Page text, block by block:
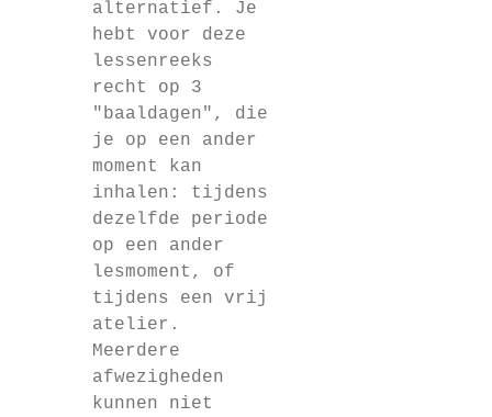
alternatief. Je
hebt voor deze
lessenreeks
recht op 3
"baaldagen", die
je op een ander
moment kan
inhalen: tijdens
dezelfde periode
op een ander
lesmoment, of
tijdens een vrij
atelier.
Meerdere
afwezigheden
kunnen niet